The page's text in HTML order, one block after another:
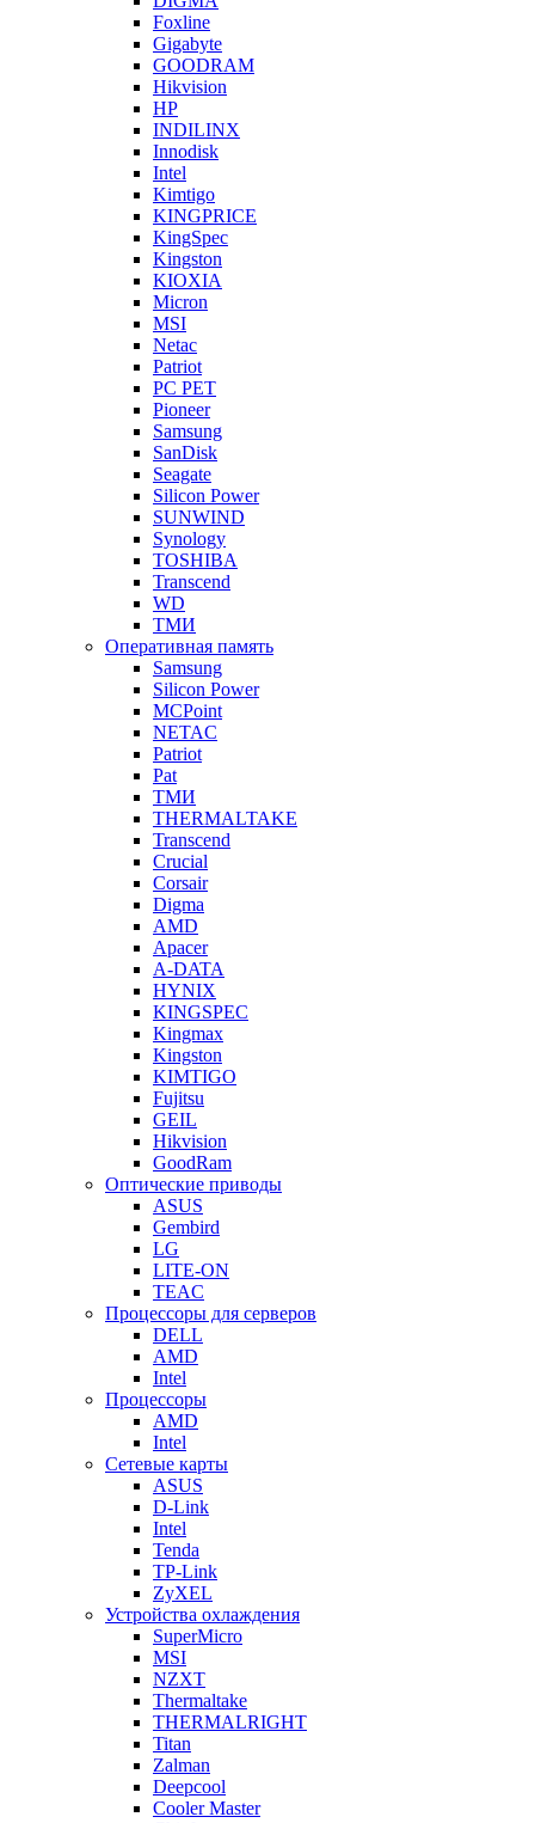
Foxline
Gigabyte
GOODRAM
Hikvision
HP
INDILINX
Innodisk
Intel
Kimtigo
KINGPRICE
KingSpec
Kingston
KIOXIA
Micron
MSI
Netac
Patriot
PC PET
Pioneer
Samsung
SanDisk
Seagate
Silicon Power
SUNWIND
Synology
TOSHIBA
Transcend
WD
ТМИ
Оперативная память
Samsung
Silicon Power
MCPoint
NETAC
Patriot
Pat
ТМИ
THERMALTAKE
Transcend
Crucial
Corsair
Digma
AMD
Apacer
A-DATA
HYNIX
KINGSPEC
Kingmax
Kingston
KIMTIGO
Fujitsu
GEIL
Hikvision
GoodRam
Оптические приводы
ASUS
Gembird
LG
LITE-ON
TEAC
Процессоры для серверов
DELL
AMD
Intel
Процессоры
AMD
Intel
Сетевые карты
ASUS
D-Link
Intel
Tenda
TP-Link
ZyXEL
Устройства охлаждения
SuperMicro
MSI
NZXT
Thermaltake
THERMALRIGHT
Titan
Zalman
Deepcool
Cooler Master